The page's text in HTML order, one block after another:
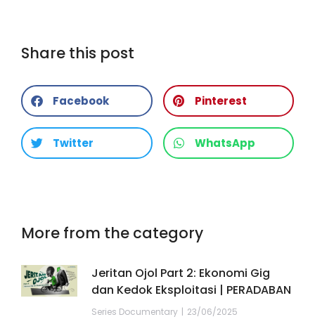
Share this post
Facebook Pinterest
Twitter WhatsApp
More from the category
Jeritan Ojol Part 2: Ekonomi Gig
dan Kedok Eksploitasi | PERADABAN
Series Documentary 23/06/2025